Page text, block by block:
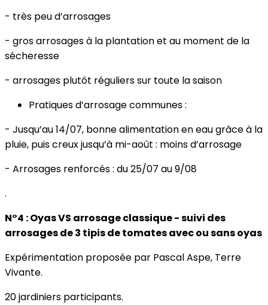
- très peu d’arrosages
- gros arrosages à la plantation et au moment de la
sécheresse
- arrosages plutôt réguliers sur toute la saison
Pratiques d’arrosage communes :
- Jusqu’au 14/07, bonne alimentation en eau grâce à la
pluie, puis creux jusqu’à mi-août : moins d’arrosage
- Arrosages renforcés : du 25/07 au 9/08
.
N°4 : Oyas VS arrosage classique - suivi des
arrosages de 3 tipis de tomates avec ou sans oyas
Expérimentation proposée par Pascal Aspe, Terre
Vivante.
20 jardiniers participants.